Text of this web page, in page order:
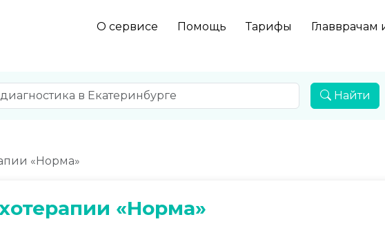
О сервисе Помощь Тарифы Главврачам
Найти
«Норма»
«Норма»